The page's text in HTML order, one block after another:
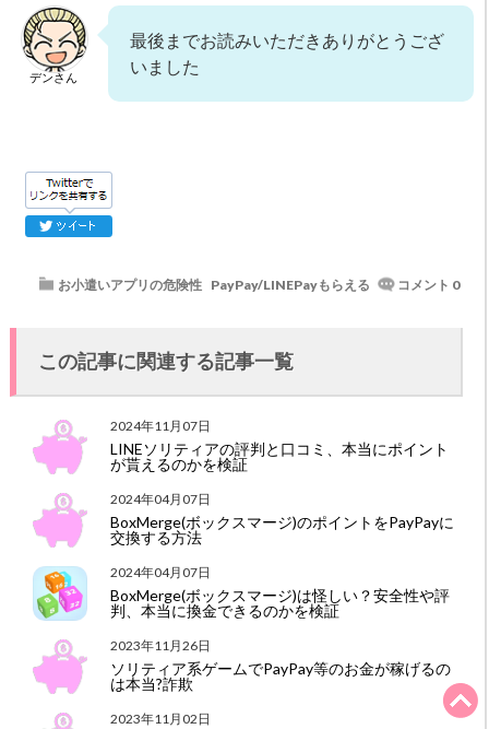
デンさん
最後までお読みいただきありがとうござ
いました
お小遣いアプリの危険性 PayPay/LINEPayもらえる コメント 0
この記事に関連する記事一覧
2024年11月07日
LINEソリティアの評判と口コミ、本当にポイント
が貰えるのかを検証
2024年04月07日
BoxMerge(ボックスマージ)のポイントをPayPayに
交換する方法
2024年04月07日
BoxMerge(ボックスマージ)は怪しい？安全性や評
判、本当に換金できるのかを検証
2023年11月26日
ソリティア系ゲームでPayPay等のお金が稼げるの
は本当?詐欺
2023年11月02日